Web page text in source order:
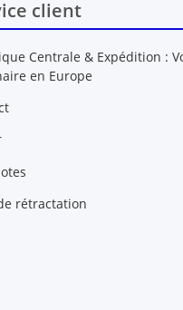
client
Centrale & Expédition :
en Europe
rétractation